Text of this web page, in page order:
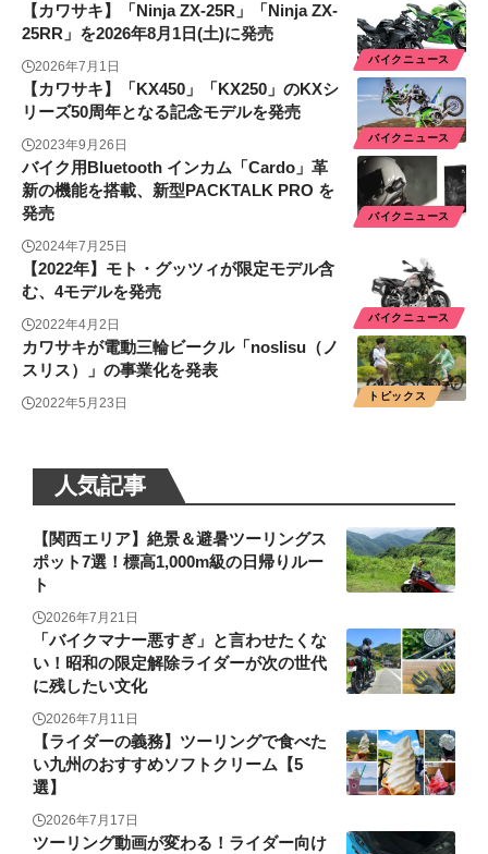
バイクニュース
【カワサキ】「Ninja ZX-25R」「Ninja ZX-
25RR」を2026年8月1日(土)に発売
2026年7月1日
バイクニュース
【カワサキ】「KX450」「KX250」のKXシ
リーズ50周年となる記念モデルを発売
2023年9月26日
バイクニュース
バイク用Bluetooth インカム「Cardo」革
新の機能を搭載、新型PACKTALK PRO を
発売
2024年7月25日
バイクニュース
【2022年】モト・グッツィが限定モデル含
む、4モデルを発売
2022年4月2日
トピックス
カワサキが電動三輪ビークル「noslisu（ノ
スリス）」の事業化を発表
2022年5月23日
人気記事
【関西エリア】絶景＆避暑ツーリングス
ポット7選！標高1,000m級の日帰りルー
ト
2026年7月21日
「バイクマナー悪すぎ」と言わせたくな
い！昭和の限定解除ライダーが次の世代
に残したい文化
2026年7月11日
【ライダーの義務】ツーリングで食べた
い九州のおすすめソフトクリーム【5
選】
2026年7月17日
ツーリング動画が変わる！ライダー向け